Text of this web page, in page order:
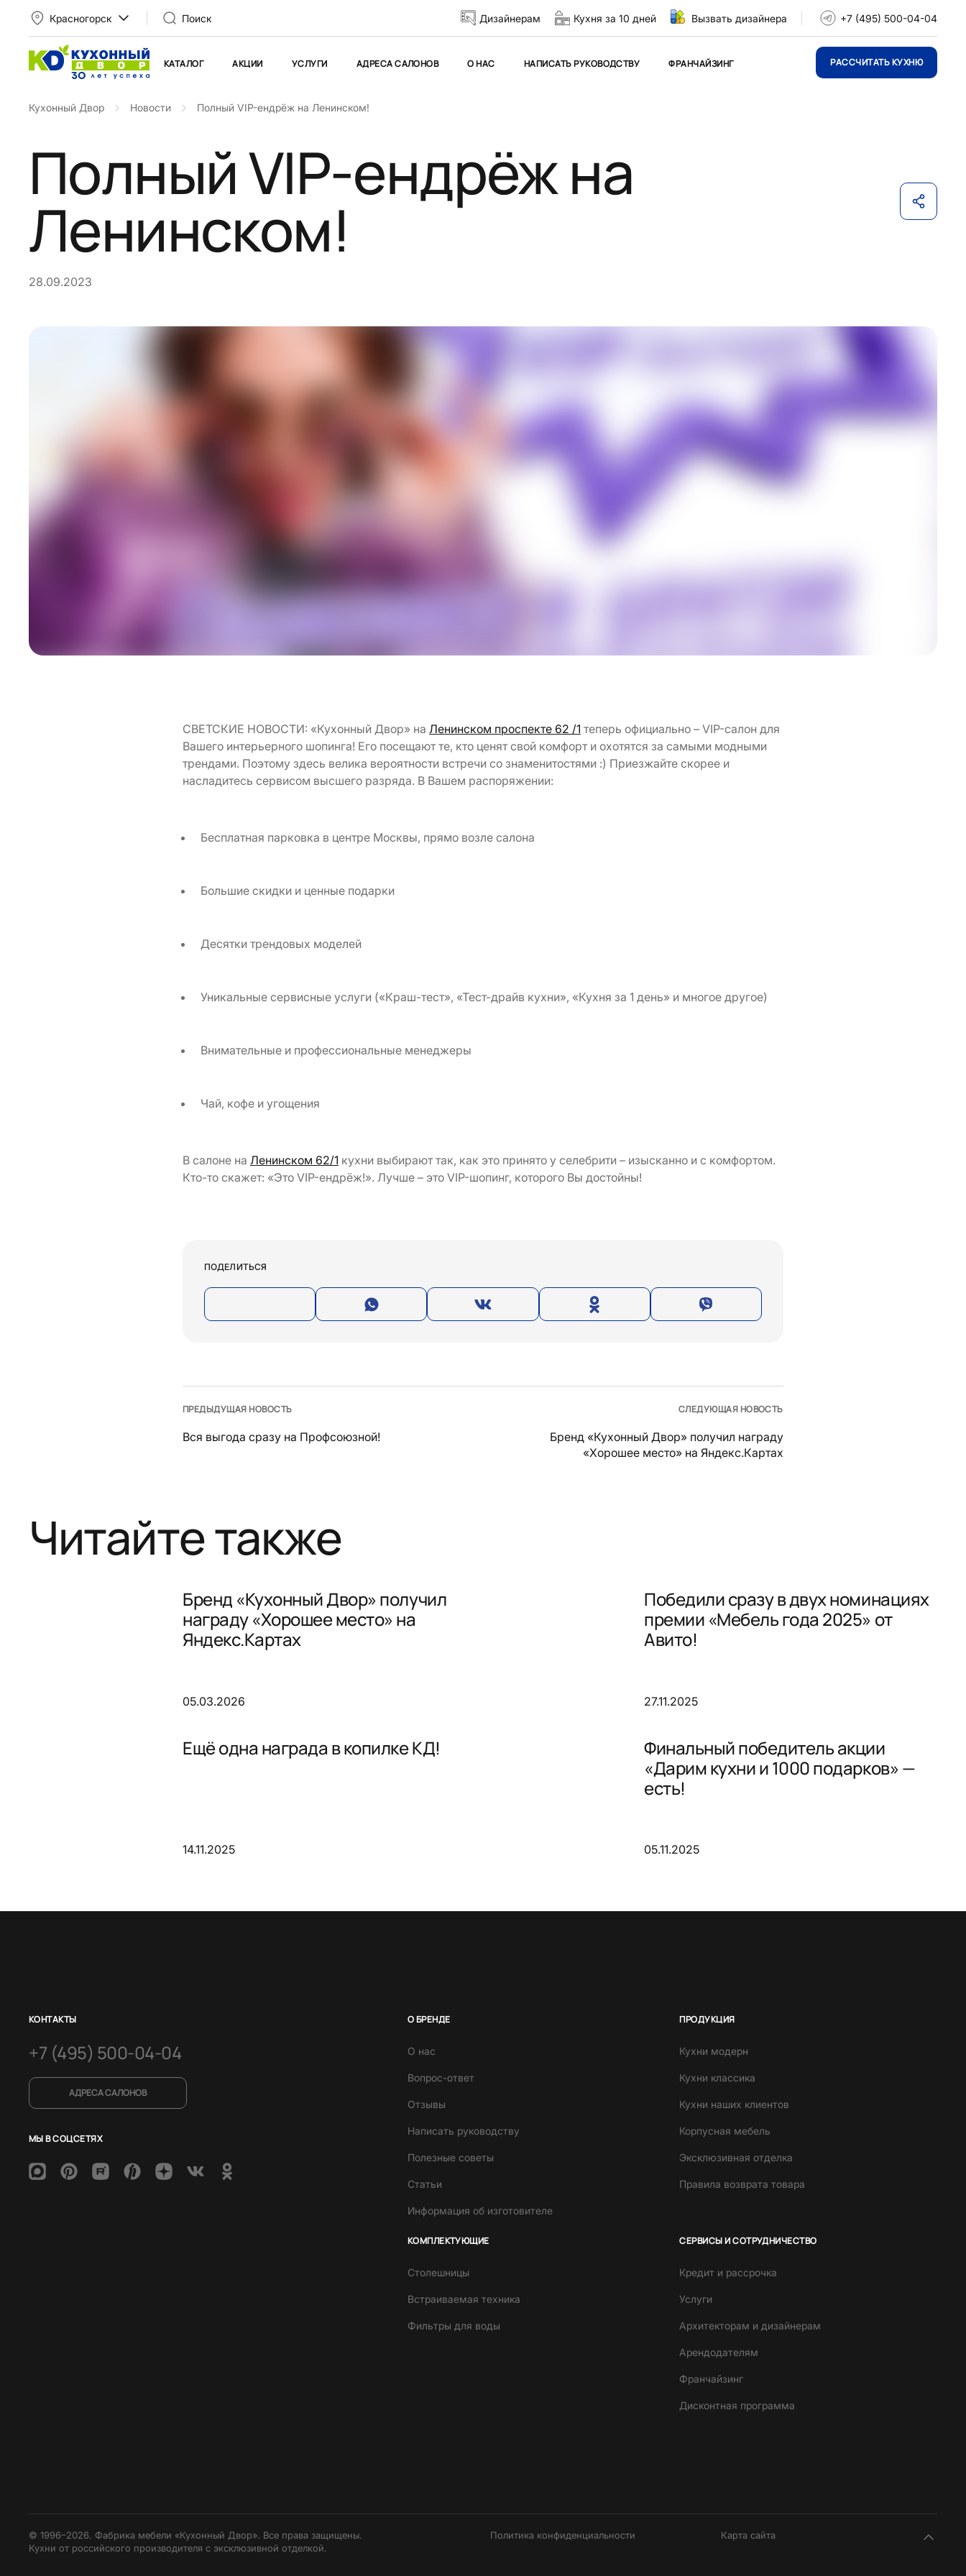
Красногорск Поиск Дизайнерам Кухня за 10 дней Вызвать дизайнера +7 (495) 500-04-04
КАТАЛОГ АКЦИИ УСЛУГИ АДРЕСА САЛОНОВ О НАС НАПИСАТЬ РУКОВОДСТВУ ФРАНЧАЙЗИНГ РАССЧИТАТЬ КУХНЮ
Кухонный Двор Новости Полный VIP-ендрёж на Ленинском!
Полный VIP-ендрёж на
Ленинском!
28.09.2023
СВЕТСКИЕ НОВОСТИ: «Кухонный Двор» на Ленинском проспекте 62 /1 теперь официально – VIP-салон для
Вашего интерьерного шопинга! Его посещают те, кто ценят свой комфорт и охотятся за самыми модными
трендами. Поэтому здесь велика вероятности встречи со знаменитостями :) Приезжайте скорее и
насладитесь сервисом высшего разряда. В Вашем распоряжении:
Бесплатная парковка в центре Москвы, прямо возле салона
Большие скидки и ценные подарки
Десятки трендовых моделей
Уникальные сервисные услуги («Краш-тест», «Тест-драйв кухни», «Кухня за 1 день» и многое другое)
Внимательные и профессиональные менеджеры
Чай, кофе и угощения
В салоне на Ленинском 62/1 кухни выбирают так, как это принято у селебрити – изысканно и с комфортом.
Кто-то скажет: «Это VIP-ендрёж!». Лучше – это VIP-шопинг, которого Вы достойны!
ПОДЕЛИТЬСЯ
ПРЕДЫДУЩАЯ НОВОСТЬ
Вся выгода сразу на Профсоюзной!
СЛЕДУЮЩАЯ НОВОСТЬ
Бренд «Кухонный Двор» получил награду
«Хорошее место» на Яндекс.Картах
Читайте также
Бренд «Кухонный Двор» получил
награду «Хорошее место» на
Яндекс.Картах
05.03.2026
Победили сразу в двух номинациях
премии «Мебель года 2025» от
Авито!
27.11.2025
Ещё одна награда в копилке КД!
14.11.2025
Финальный победитель акции
«Дарим кухни и 1000 подарков» —
есть!
05.11.2025
КОНТАКТЫ
+7 (495) 500-04-04
АДРЕСА САЛОНОВ
МЫ В СОЦСЕТЯХ
О БРЕНДЕ
О нас
Вопрос-ответ
Отзывы
Написать руководству
Полезные советы
Статьи
Информация об изготовителе
ПРОДУКЦИЯ
Кухни модерн
Кухни классика
Кухни наших клиентов
Корпусная мебель
Эксклюзивная отделка
Правила возврата товара
КОМПЛЕКТУЮЩИЕ
Столешницы
Встраиваемая техника
Фильтры для воды
СЕРВИСЫ И СОТРУДНИЧЕСТВО
Кредит и рассрочка
Услуги
Архитекторам и дизайнерам
Арендодателям
Франчайзинг
Дисконтная программа
© 1996–2026. Фабрика мебели «Кухонный Двор». Все права защищены.
Кухни от российского производителя с эксклюзивной отделкой.
Политика конфиденциальности Карта сайта